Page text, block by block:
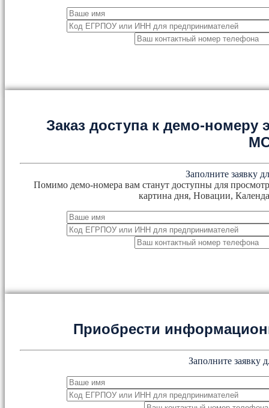
Заказ доступа к демо-номеру
Заполните заявку
Помимо демо-номера вам станут доступны для
картина дня, Новации,
Приобрести
Заполните заявку